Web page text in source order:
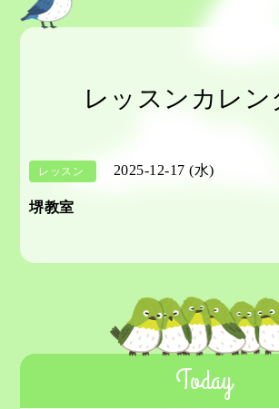
レッスンカレン
レッスン 2025-12-17 (水)
堺教室
Today